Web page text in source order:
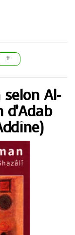
+
selon Al-